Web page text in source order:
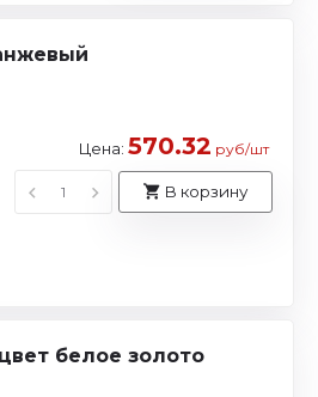
Цена: 570.32 руб/шт
В корзину
белое золото